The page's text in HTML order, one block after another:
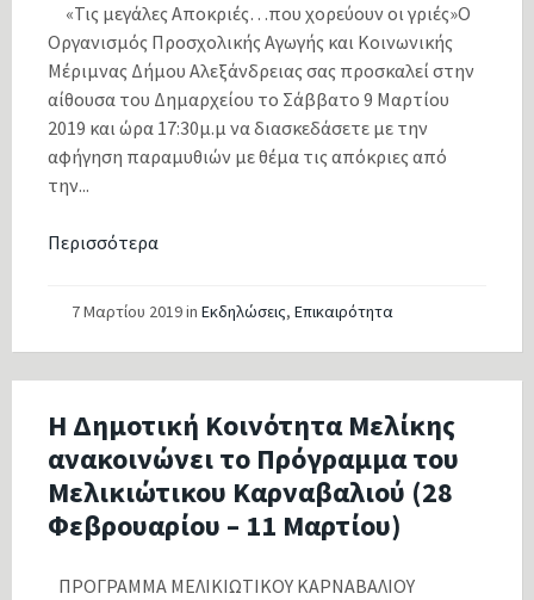
«Τις μεγάλες Αποκριές…που χορεύουν οι γριές»Ο
Οργανισμός Προσχολικής Αγωγής και Κοινωνικής
Μέριμνας Δήμου Αλεξάνδρειας σας προσκαλεί στην
αίθουσα του Δημαρχείου το Σάββατο 9 Μαρτίου
2019 και ώρα 17:30μ.μ να διασκεδάσετε με την
αφήγηση παραμυθιών με θέμα τις απόκριες από
την...
Περισσότερα
7 Μαρτίου 2019in Εκδηλώσεις, Επικαιρότητα
Η Δημοτική Κοινότητα Μελίκης
ανακοινώνει το Πρόγραμμα του
Μελικιώτικου Καρναβαλιού (28
Φεβρουαρίου – 11 Μαρτίου)
ΠΡΟΓΡΑΜΜΑ ΜΕΛΙΚΙΩΤΙΚΟΥ ΚΑΡΝΑΒΑΛΙΟΥ